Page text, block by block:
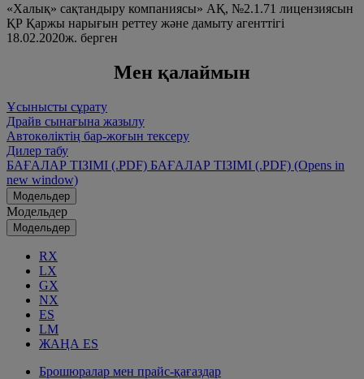
«Халық» сақтандыру компаниясы» АҚ, №2.1.71 лицензиясын
ҚР Қаржы нарығын реттеу және дамыту агенттігі
18.02.2020ж. берген
Мен қалаймын
Ұсынысты сұрату
Драйв сынағына жазылу
Автокөліктің бар-жоғын тексеру
Дилер табу
БАҒАЛАР ТІЗІМІ (.PDF) БАҒАЛАР ТІЗІМІ (.PDF) (Opens in
new window)
Модельдер
Модельдер
Модельдер
RX
LX
GX
NX
ES
LM
ЖАҢА ES
Брошюралар мен прайс-қағаздар